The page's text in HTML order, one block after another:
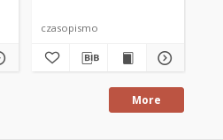
1905 R. 20, nr 5
czasopismo
More